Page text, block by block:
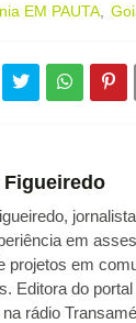
EM PAUTA
Figueiredo
em
projetos em
Editora do
rádio